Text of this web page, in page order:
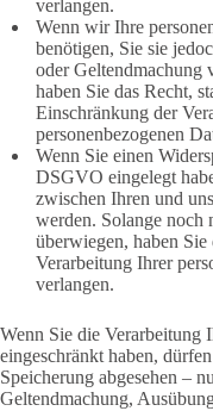
verlangen.
Wenn wir Ihre
benötigen, Sie sie
oder Geltendmachung
haben Sie das Recht,
Einschränkung der
personenbezogenen
Wenn Sie einen
DSGVO eingelegt
zwischen Ihren und
werden. Solange noch
überwiegen, haben
Verarbeitung Ihrer
verlangen.
Wenn Sie die Verarbeitung
eingeschränkt haben,
Speicherung abgesehen –
Geltendmachung,